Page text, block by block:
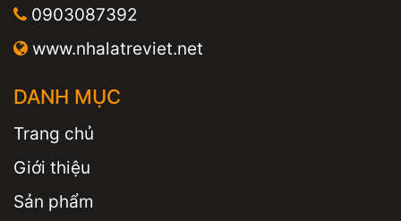
0903087392
www.nhalatreviet.net
DANH MỤC
Trang chủ
Giới thiệu
Sản phẩm